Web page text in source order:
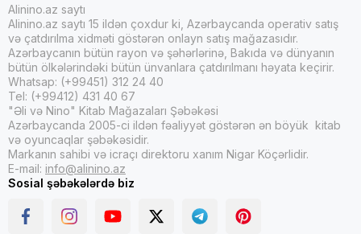
Alinino.az saytı
Alinino.az saytı 15 ildən çoxdur ki, Azərbaycanda operativ satış
və çatdırılma xidməti göstərən onlayn satış mağazasıdır.
Azərbaycanın bütün rayon və şəhərlərinə, Bakıda və dünyanın
bütün ölkələrindəki bütün ünvanlara çatdırılmanı həyata keçirir.
Whatsap: (+99451) 312 24 40
Tel: (+99412) 431 40 67
"Əli və Nino" Kitab Mağazaları Şəbəkəsi
Azərbaycanda 2005-ci ildən fəaliyyət göstərən ən böyük kitab
və oyuncaqlar şəbəkəsidir.
Markanın sahibi və icraçı direktoru xanım Nigar Köçərlidir.
E-mail: info@alinino.az
Sosial şəbəkələrdə biz